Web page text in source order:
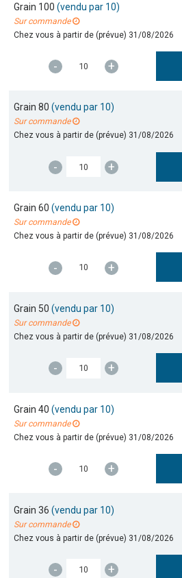
Grain 100(vendu par 10)
Sur commande
Chez vous à partir de (prévue) 31/08/2026
- +
Grain 80(vendu par 10)
Sur commande
Chez vous à partir de (prévue) 31/08/2026
- +
Grain 60(vendu par 10)
Sur commande
Chez vous à partir de (prévue) 31/08/2026
- +
Grain 50(vendu par 10)
Sur commande
Chez vous à partir de (prévue) 31/08/2026
- +
Grain 40(vendu par 10)
Sur commande
Chez vous à partir de (prévue) 31/08/2026
- +
Grain 36(vendu par 10)
Sur commande
Chez vous à partir de (prévue) 31/08/2026
- +